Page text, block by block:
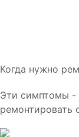
Когда нужно
Эти симптомы -
ремонтировать